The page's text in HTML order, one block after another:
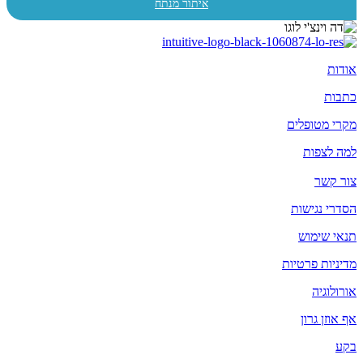
איתור מנתח
אודות
כתבות
מקרי מטופלים
למה לצפות
צור קשר
הסדרי נגישות
תנאי שימוש
מדיניות פרטיות
אורולוגיה
אף אוזן גרון
בקע